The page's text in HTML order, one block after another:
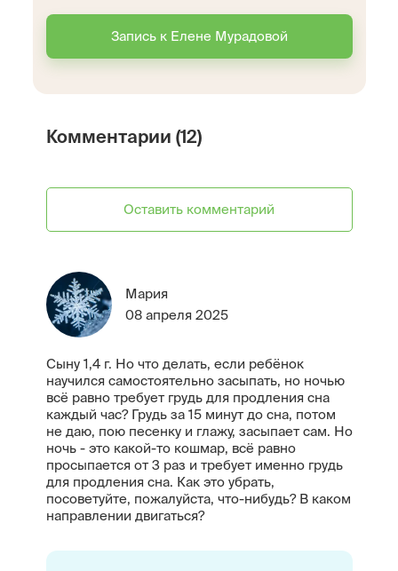
Запись к Елене Мурадовой
Комментарии (12)
Оставить комментарий
Мария
08 апреля 2025
Сыну 1,4 г. Но что делать, если ребёнок
научился самостоятельно засыпать, но ночью
всё равно требует грудь для продления сна
каждый час? Грудь за 15 минут до сна, потом
не даю, пою песенку и глажу, засыпает сам. Но
ночь - это какой-то кошмар, всё равно
просыпается от 3 раз и требует именно грудь
для продления сна. Как это убрать,
посоветуйте, пожалуйста, что-нибудь? В каком
направлении двигаться?